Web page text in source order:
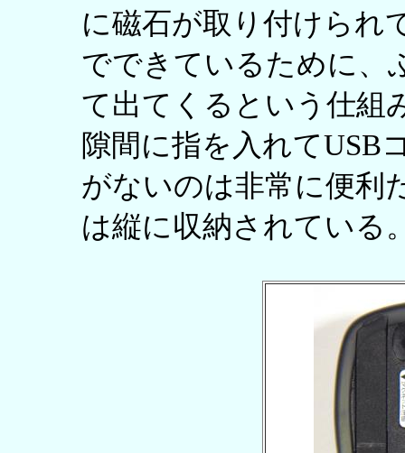
に磁石が取り付けられ
でできているために、
て出てくるという仕組
隙間に指を入れてUSB
がないのは非常に便利
は縦に収納されている